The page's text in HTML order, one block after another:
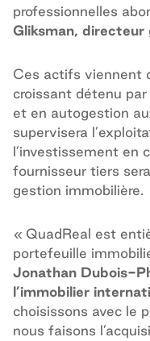
professionnelles
Gliksman, directeur
Ces actifs viennent
croissant détenu
et en autogestion
supervisera
l’investissement en
fournisseur tiers
gestion immobilière.
« QuadReal est
portefeuille
Jonathan Dubois-
l’immobilier
choisissons avec le
nous faisons